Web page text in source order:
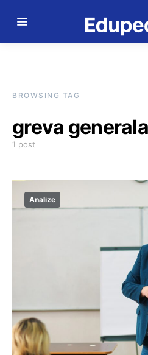
BROWSING TAG
greva
1 post
Analize